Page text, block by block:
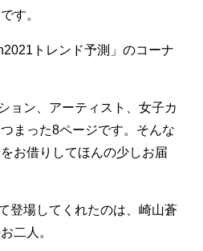
す。
トレンド予測」のコーナ
ョン、アーティスト、女子カ
まった8ページです。そんな
お借りしてほんの少しお届
登場してくれたのは、崎山蒼
二人。